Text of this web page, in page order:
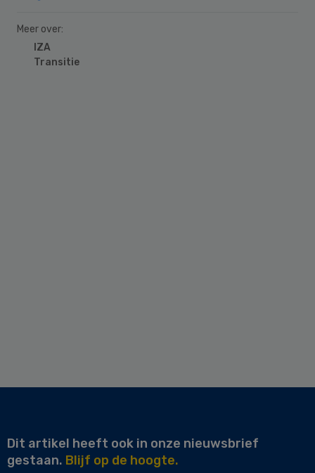
Meer over:
IZA
Transitie
Dit artikel heeft ook in onze nieuwsbrief
gestaan. Blijf op de hoogte.